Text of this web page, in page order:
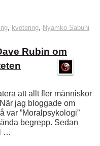
, kvotering, Nyamko Sabuni
Rubin om
att allt fler människor
jag bloggade om
var ”Moralpsykologi”
begrepp. Sedan
…